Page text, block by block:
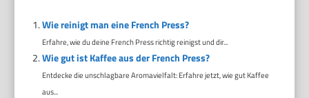
Wie reinigt man eine French Press?
Erfahre, wie du deine French Press richtig reinigst und dir...
Wie gut ist Kaffee aus der French Press?
Entdecke die unschlagbare Aromavielfalt: Erfahre jetzt, wie gut Kaffee
aus...